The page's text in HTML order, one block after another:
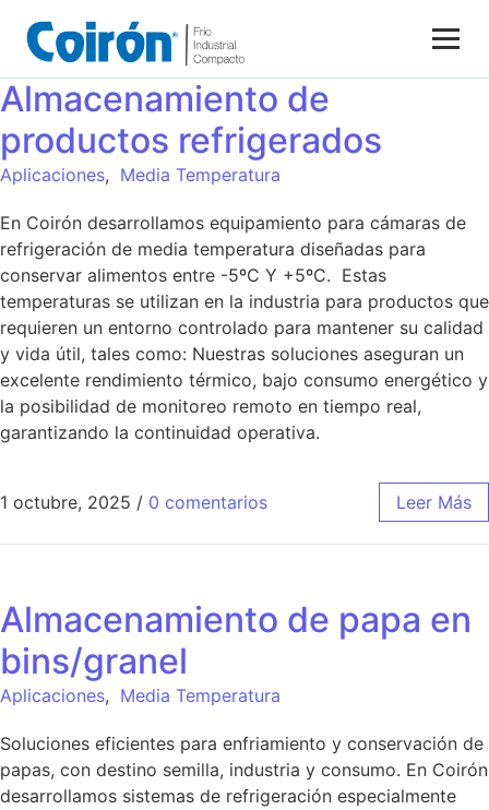
Almacenamiento de
productos refrigerados
Aplicaciones, Media Temperatura
En Coirón desarrollamos equipamiento para cámaras de
refrigeración de media temperatura diseñadas para
conservar alimentos entre -5ºC Y +5ºC. Estas
temperaturas se utilizan en la industria para productos que
requieren un entorno controlado para mantener su calidad
y vida útil, tales como: Nuestras soluciones aseguran un
excelente rendimiento térmico, bajo consumo energético y
la posibilidad de monitoreo remoto en tiempo real,
garantizando la continuidad operativa.
1 octubre, 2025 / 0 comentarios Leer Más
Almacenamiento de papa en
bins/granel
Aplicaciones, Media Temperatura
Soluciones eficientes para enfriamiento y conservación de
papas, con destino semilla, industria y consumo. En Coirón
desarrollamos sistemas de refrigeración especialmente